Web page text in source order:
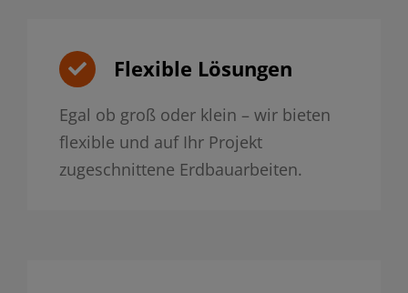
Flexible Lösungen
Egal ob groß oder klein – wir bieten
flexible und auf Ihr Projekt
zugeschnittene Erdbauarbeiten.